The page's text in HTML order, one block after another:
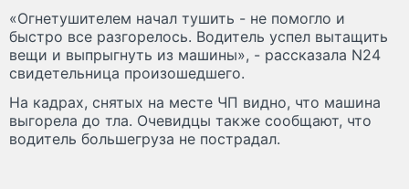
«Огнетушителем начал тушить - не помогло и
быстро все разгорелось. Водитель успел вытащить
вещи и выпрыгнуть из машины», - рассказала N24
свидетельница произошедшего.
На кадрах, снятых на месте ЧП видно, что машина
выгорела до тла. Очевидцы также сообщают, что
водитель большегруза не пострадал.